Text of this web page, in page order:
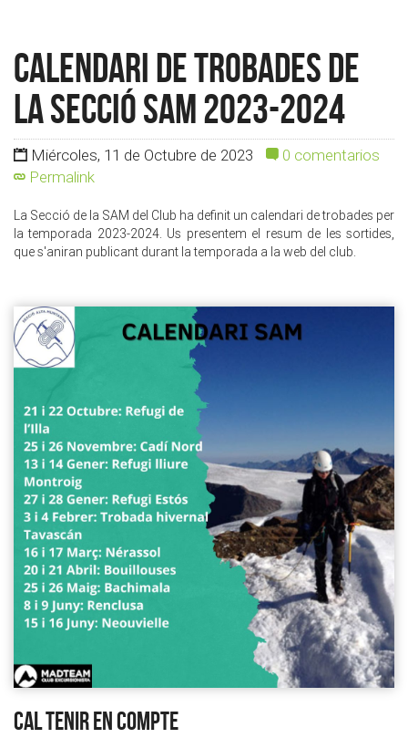
Calendari de Trobades de
la Secció SAM 2023-2024
Miércoles, 11 de Octubre de 2023
0 comentarios
Permalink
La Secció de la SAM del Club ha definit un calendari de trobades per
la temporada 2023-2024. Us presentem el resum de les sortides,
que s'aniran publicant durant la temporada a la web del club.
CAL TENIR EN COMPTE